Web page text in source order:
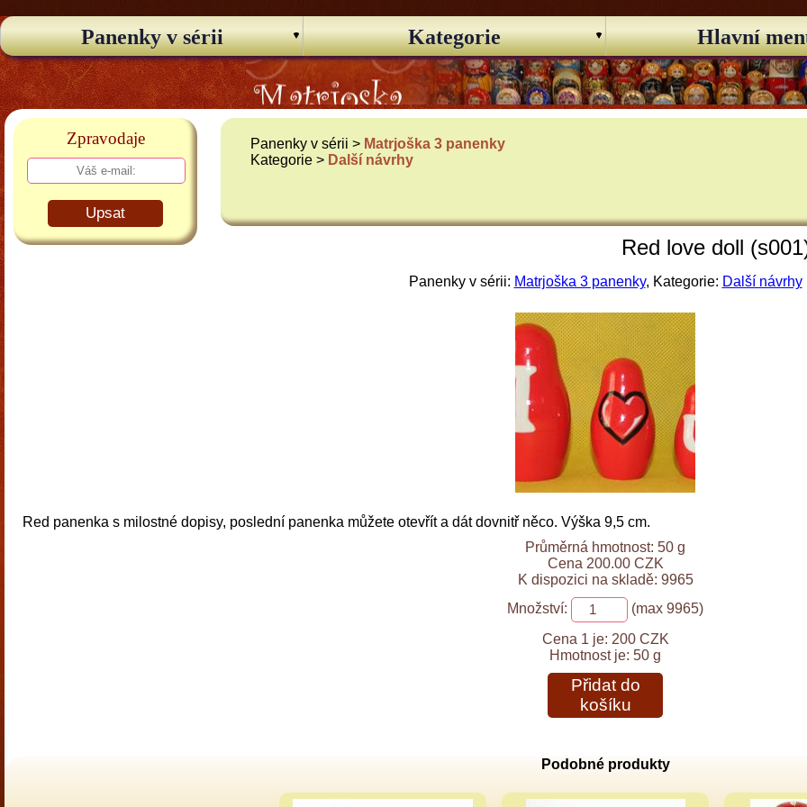
Panenky v sérii Kategorie Hlavní
Zpravodaje
Upsat
Panenky v sérii > Matrjoška 3 panenky
Kategorie > Další návrhy
Red love doll
Panenky v sérii: Matrjoška 3 panenky, Kategorie: Další návrhy
Red panenka s milostné dopisy, poslední panenka můžete otevřít a dát dovnitř něco. Výška 9,5 cm.
Průměrná hmotnost: 50 g
Cena 200.00 CZK
K dispozici na skladě: 9965
Množství:
(max 9965)
Cena 1 je: 200 CZK
Hmotnost je: 50 g
Přidat do
košíku
Podobné produkty